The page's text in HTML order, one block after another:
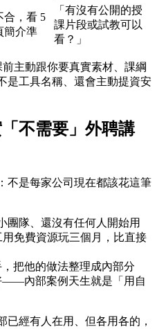
合，看 5
簡介準
「有沒有公開的授
課片段或試教可以
看？」
主動跟你要真實素材、課綱
是工具名稱、還會主動提資安
不需要」外聘講
不是每家公司現在都該花這筆
團隊、還沒有任何人開始用
免費資源玩三個月，比直接
把他的做法整理成內部分
——內部案例天生就是「用自
經有人在用、但各用各的，